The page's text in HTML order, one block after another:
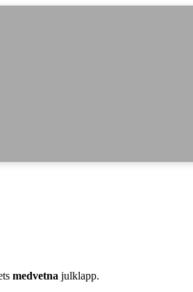
medvetna julklapp.